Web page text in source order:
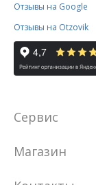
Отзывы на Google
Отзывы на Otzovik
Сервис
Магазин